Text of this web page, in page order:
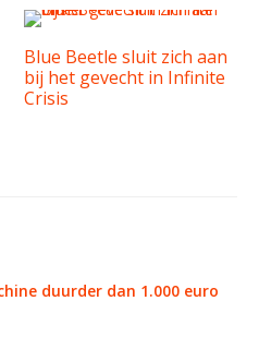
Blue Beetle sluit zich aan
bij het gevecht in Infinite
Crisis
duurder dan 1.000 euro